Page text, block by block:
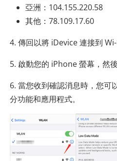
亞洲：104.155.220.58
其他：78.109.17.60
4. 傳回以將 iDevice 連接到 Wi-
5. 啟動您的 iPhone 螢幕，然
6. 當您收到確認消息時，您
分功能和應用程式。